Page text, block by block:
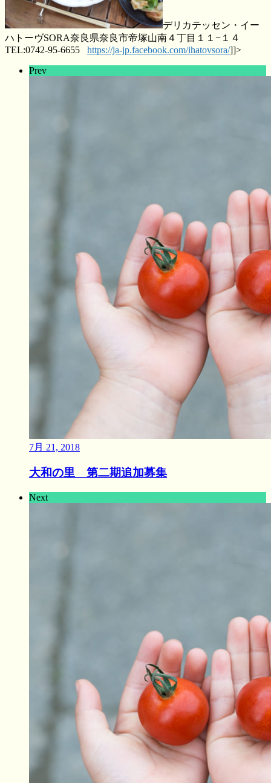
デリカテッセン・イー
ハトーヴSORA奈良県奈良市帝塚山南４丁目１１−１４
TEL:0742-95-6655 https://ja-jp.facebook.com/ihatovsora/]]>
Prev
7月 21, 2018
大和の里 第二期追加募集
Next